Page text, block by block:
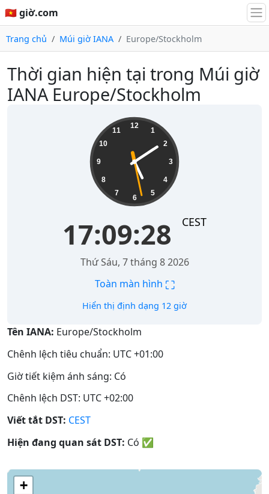
🇻🇳 giờ.com
Trang chủ Múi giờ IANA Europe/Stockholm
Thời gian hiện tại trong Múi giờ
IANA Europe/Stockholm
12
1
2
3
4
5
6
7
8
9
10
11
17:09:28 CEST
Thứ Sáu, 7 tháng 8 2026
Toàn màn hình ⛶
Hiển thị định dạng 12 giờ
Tên IANA: Europe/Stockholm
Chênh lệch tiêu chuẩn: UTC +01:00
Giờ tiết kiệm ánh sáng: Có
Chênh lệch DST: UTC +02:00
Viết tắt DST: CEST
Hiện đang quan sát DST: Có ✅
+